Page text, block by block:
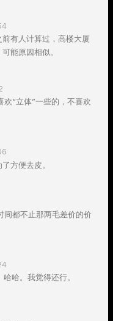
有人计算过，高楼大厦
能原因相似。
“立体”一些的，不喜欢
方便去皮。
间都不止那两毛差价的价
哈。我觉得还行。